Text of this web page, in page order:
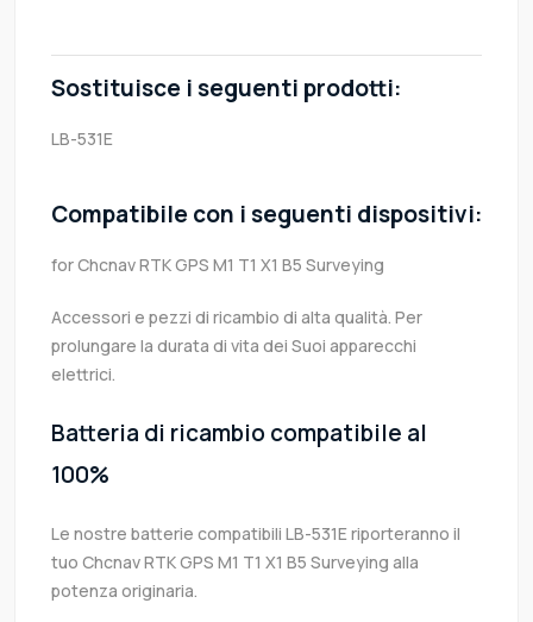
Sostituisce i seguenti prodotti:
LB-531E
Compatibile con i seguenti dispositivi:
for Chcnav RTK GPS M1 T1 X1 B5 Surveying
Accessori e pezzi di ricambio di alta qualità. Per
prolungare la durata di vita dei Suoi apparecchi
elettrici.
Batteria di ricambio compatibile al
100%
Le nostre batterie compatibili LB-531E riporteranno il
tuo Chcnav RTK GPS M1 T1 X1 B5 Surveying alla
potenza originaria.